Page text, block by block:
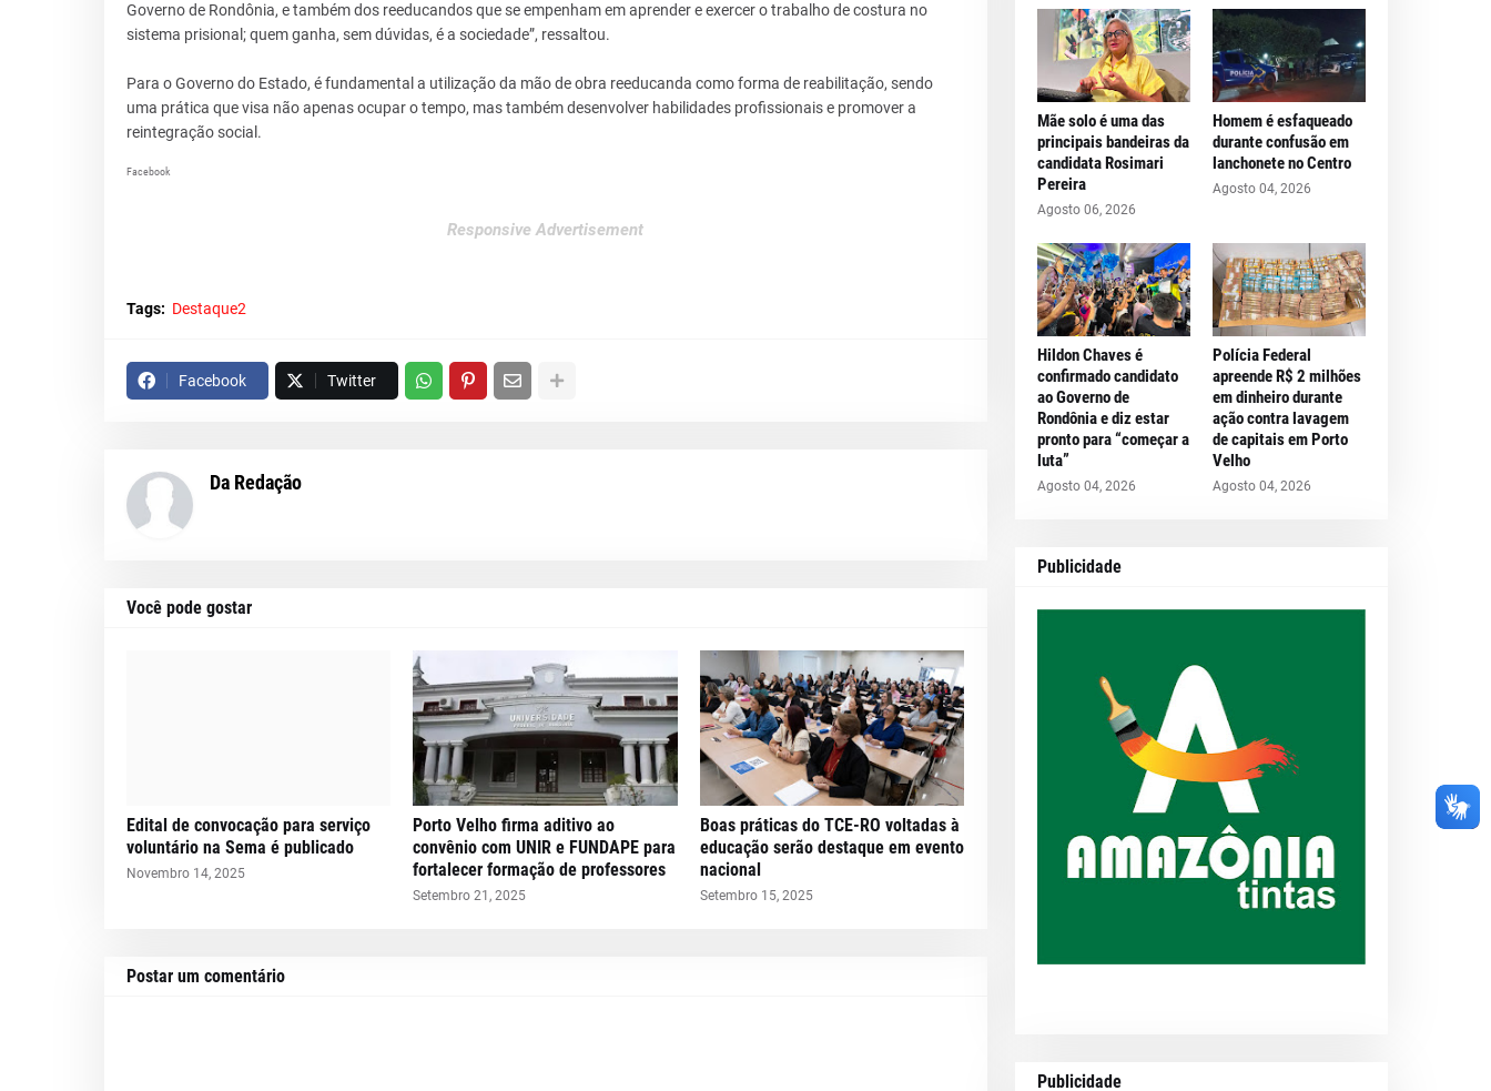
Governo de Rondônia, e também dos reeducandos que se empenham em aprender e exercer o trabalho de costura no
sistema prisional; quem ganha, sem dúvidas, é a sociedade”, ressaltou.
Para o Governo do Estado, é fundamental a utilização da mão de obra reeducanda como forma de reabilitação, sendo
uma prática que visa não apenas ocupar o tempo, mas também desenvolver habilidades profissionais e promover a
reintegração social.
Facebook
Responsive Advertisement
Tags: Destaque2
Facebook Twitter
Da Redação
Você pode gostar
Edital de convocação para serviço
voluntário na Sema é publicado
Novembro 14, 2025
Porto Velho firma aditivo ao
convênio com UNIR e FUNDAPE para
fortalecer formação de professores
Setembro 21, 2025
Boas práticas do TCE-RO voltadas à
educação serão destaque em evento
nacional
Setembro 15, 2025
Postar um comentário
Mãe solo é uma das
principais bandeiras da
candidata Rosimari
Pereira
Agosto 06, 2026
Homem é esfaqueado
durante confusão em
lanchonete no Centro
Agosto 04, 2026
Hildon Chaves é
confirmado candidato
ao Governo de
Rondônia e diz estar
pronto para “começar a
luta”
Agosto 04, 2026
Polícia Federal
apreende R$ 2 milhões
em dinheiro durante
ação contra lavagem
de capitais em Porto
Velho
Agosto 04, 2026
Publicidade
Publicidade